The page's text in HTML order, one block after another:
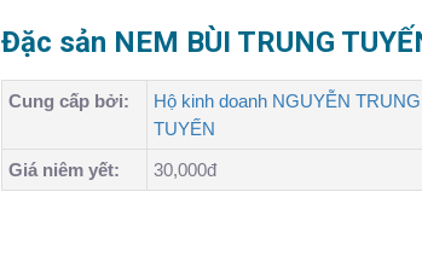
Đặc sản NEM BÙI TRUNG
Cung cấp bởi:
Hộ kinh doanh NGUYỄN TRUNG
TUYẾN
Giá niêm yết:
30,000đ